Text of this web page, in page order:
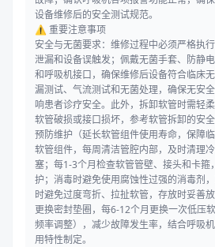
设备维修后的安全测试规范。
⚠️ 重要注意事项
安全与无菌要求：维修过程中必须严格执
泄漏和设备误触发；佩戴无菌手套、防静
和呼吸机接口，确保维修后设备符合临床
漏测试、气流测试和无菌处理，确保无安
响患者诊疗安全。此外，拆卸软管时需轻
软管破损或接口损坏，参考软管拆卸的安全
预防维护（延长软管组件使用寿命，保障
软管组件，每周清洁管腔内部，及时清理
塞；每1-3个月检查软管管壁、接头和卡箍
护；消毒时避免使用腐蚀性过强的消毒剂
时避免过度弯折、拉扯软管，存放时妥善
更换密封垫圈，每6-12个月更换一次低压
频率调整），减少故障发生率，结合呼吸
用特性制定。